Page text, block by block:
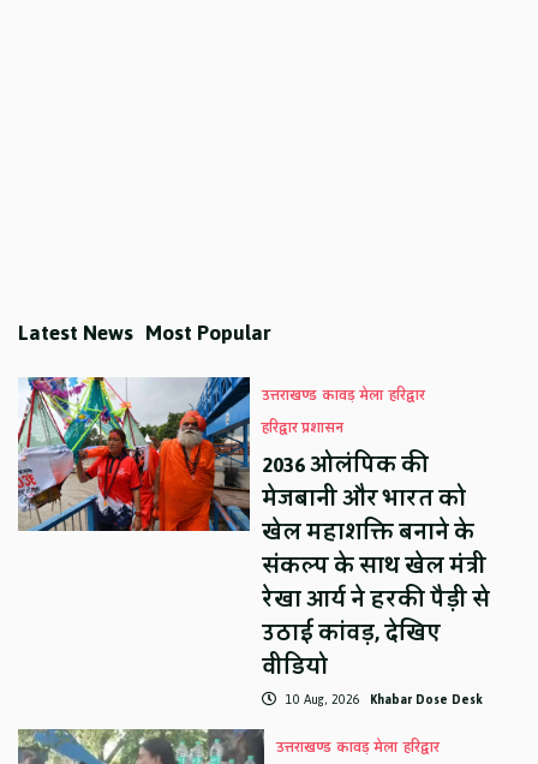
Latest News Most Popular
उत्तराखण्ड कावड़ मेला हरिद्वार
हरिद्वार प्रशासन
2036 ओलंपिक की
मेजबानी और भारत को
खेल महाशक्ति बनाने के
संकल्प के साथ खेल मंत्री
रेखा आर्य ने हरकी पैड़ी से
उठाई कांवड़, देखिए
वीडियो
10 Aug, 2026 Khabar Dose Desk
उत्तराखण्ड कावड़ मेला हरिद्वार